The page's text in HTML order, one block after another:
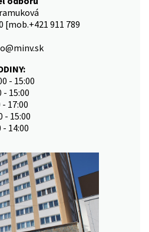
[mob.+421 911 789
- 15:00
- 15:00
17:00
- 15:00
14:00